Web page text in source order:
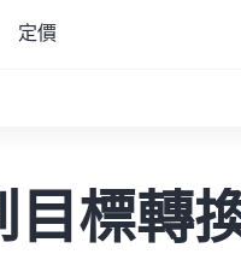
定價
目標轉